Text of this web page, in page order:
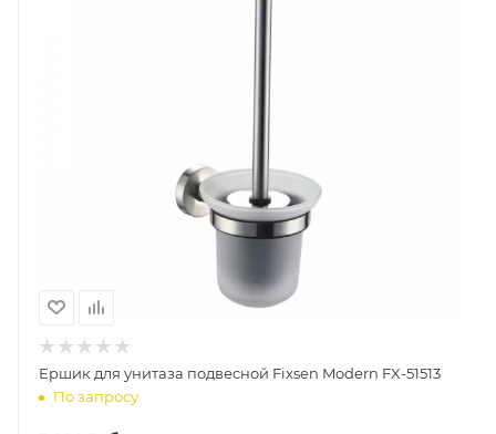
Ершик для унитаза подвесной Fixsen Modern FX-51513
По запросу